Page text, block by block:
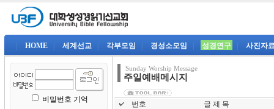
HOME 세계선교 각부모임 경성소모임 성경연구 사진자
비밀번호 기억
Sunday Worship Message
주일예배메시지
번호 글 제 목